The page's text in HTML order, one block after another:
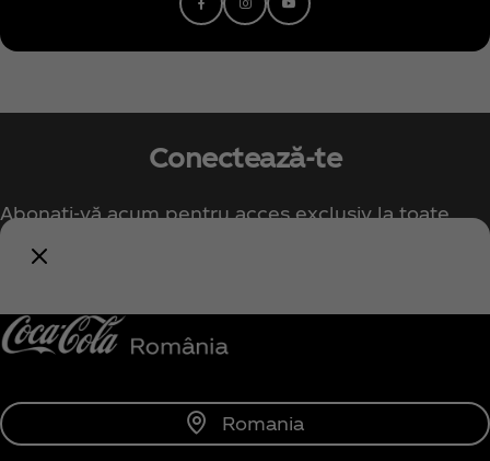
Conectează-te
Abonați-vă acum pentru acces exclusiv la toate
lucrurile Coca‑Cola!
Romania